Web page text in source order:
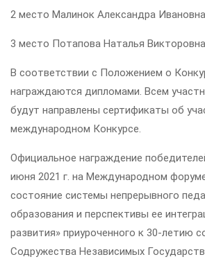
2 место Малинок Александра
3 место Потапова Наталья
В соответствии с Положением о
награждаются дипломами. Всем
будут направлены сертификаты об
международном Конкурсе.
Официальное награждение
июня 2021 г. на Международном
состояние системы непрерывного
образования и перспективы ее
развития» приуроченного к 30-летию
Содружества Независимых